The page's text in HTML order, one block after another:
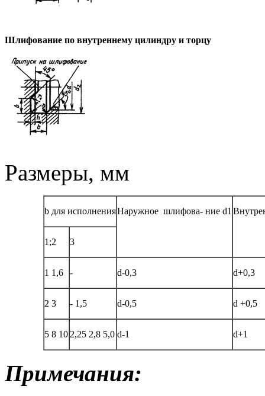
Шлифование по внутреннему цилиндру и торцу
Размеры, мм
b для исполненияНаружное шлифова- ние d1
1;2 3
1 1,6 - d-0,3 d+0,3
2 3 - 1,5 d-0,5 d +0,5
5 8 10 2,25 2,8 5,0 d-1 d+1
Примечания: